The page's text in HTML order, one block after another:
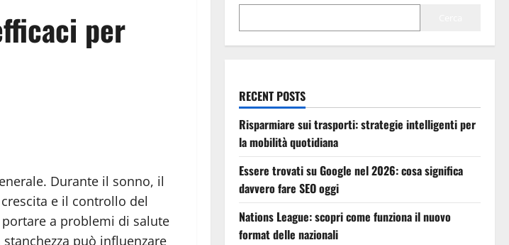
per
Durante il sonno, il
e il controllo del
a problemi di salute
può influenzare
RECENT POSTS
Risparmiare sui trasporti: strategie intelligenti per
la mobilità quotidiana
Essere trovati su Google nel 2026: cosa significa
davvero fare SEO oggi
Nations League: scopri come funziona il nuovo
format delle nazionali